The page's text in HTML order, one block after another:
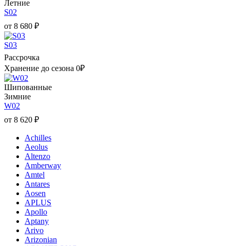
Летние
S02
от 8 680 ₽
S03
Рассрочка
Хранение до сезона 0₽
Шипованные
Зимние
W02
от 8 620 ₽
Achilles
Aeolus
Altenzo
Amberway
Amtel
Antares
Aosen
APLUS
Apollo
Aptany
Arivo
Arizonian